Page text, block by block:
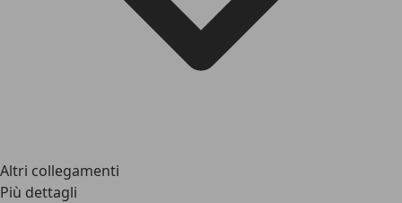
Altri collegamenti
Più dettagli